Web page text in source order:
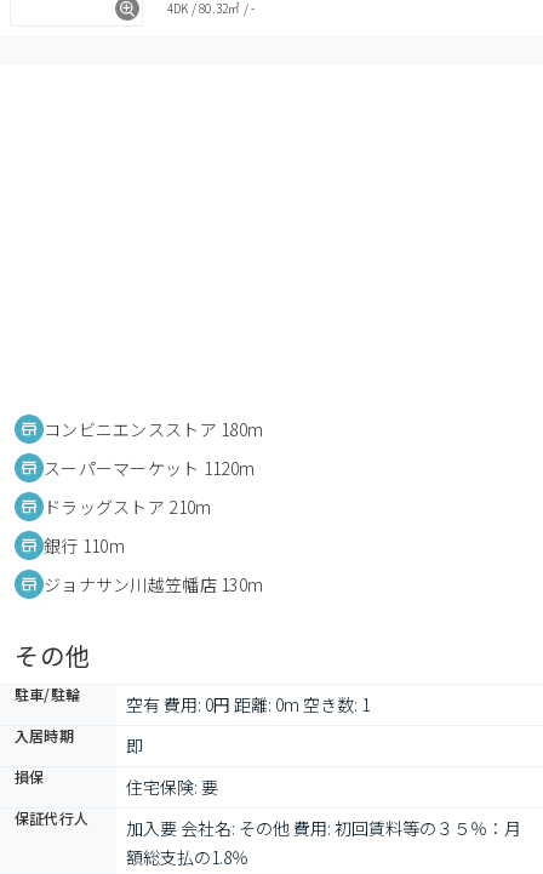
4DK /80.32㎡ /-
コンビニエンスストア 180m
スーパーマーケット 1120m
ドラッグストア 210m
銀行 110m
ジョナサン川越笠幡店 130m
その他
駐車/駐輪 空有 費用: 0円 距離: 0m 空き数: 1
入居時期 即
損保 住宅保険: 要
保証代行人
加入要 会社名: その他 費用: 初回賃料等の３５％：月
額総支払の1.8％